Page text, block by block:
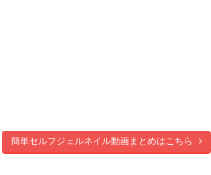
簡単セルフジェルネイル動画まとめはこちら